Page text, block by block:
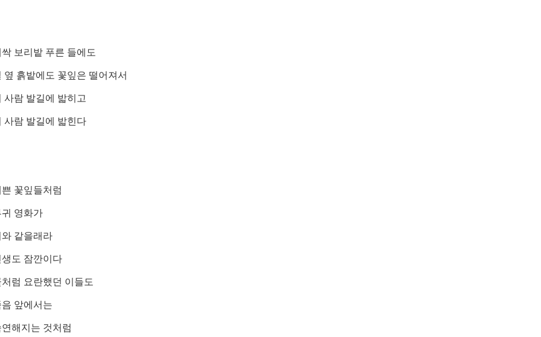
보리밭 푸른 들에도
옆 흙밭에도 꽃잎은 떨어져서
사람 발길에 밟히고
사람 발길에 밟힌다
꽃잎들처럼
귀 영화가
와 같을래라
생도 잠깐이다
럼 요란했던 이들도
앞에서는
해지는 것처럼